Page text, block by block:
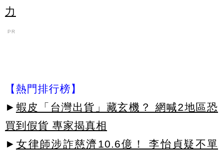
力
PR
【熱門排行榜】
► 蝦皮「台灣出貨」藏玄機？ 網喊2地區恐
買到假貨 專家揭真相
► 女律師涉詐慈濟10.6億！ 李怡貞疑不單